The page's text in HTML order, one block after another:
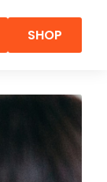
SHOP